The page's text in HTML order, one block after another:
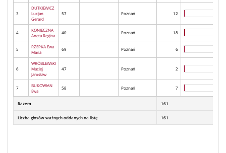
3
DUTKIEWICZ
Lucjan
Gerard
57 Poznań 12
4
KONIECZNA
Aneta Regina
40 Poznań 18
5
RZEPKA Ewa
Maria
69 Poznań 6
6
WRÓBLEWSKI
Maciej
Jarosław
47 Poznań 2
7
BUKOWIAN
Ewa
58 Poznań 7
Razem 161
Liczba głosów ważnych oddanych na listę 161